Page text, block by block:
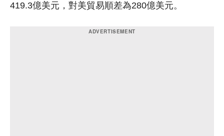
419.3億美元，對美貿易順差為280億美元。